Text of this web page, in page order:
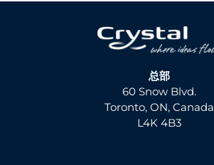
总部
60 Snow Blvd.
Toronto, ON, Canada
L4K 4B3